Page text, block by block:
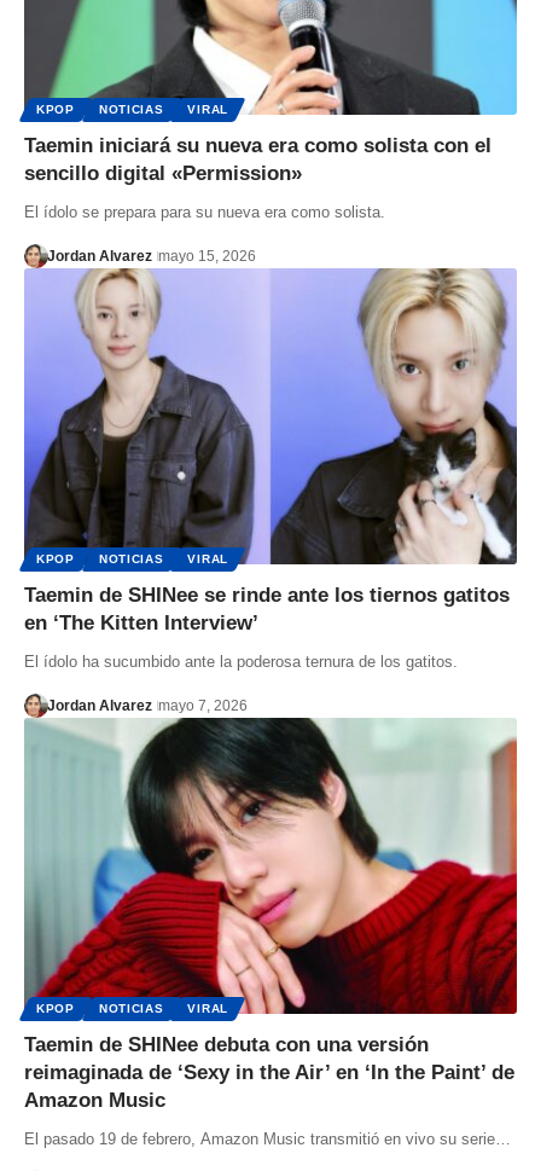
KPOP NOTICIAS VIRAL
Taemin iniciará su nueva era como solista con el
sencillo digital «Permission»
El ídolo se prepara para su nueva era como solista.
Jordan Alvarez mayo 15, 2026
KPOP NOTICIAS VIRAL
Taemin de SHINee se rinde ante los tiernos gatitos
en ‘The Kitten Interview’
El ídolo ha sucumbido ante la poderosa ternura de los gatitos.
Jordan Alvarez mayo 7, 2026
KPOP NOTICIAS VIRAL
Taemin de SHINee debuta con una versión
reimaginada de ‘Sexy in the Air’ en ‘In the Paint’ de
Amazon Music
El pasado 19 de febrero, Amazon Music transmitió en vivo su serie…